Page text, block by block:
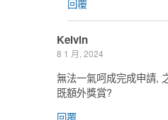
回覆
Kelvin
8 1 月, 2024
無法一氣呵成完成申請,
既額外獎賞?
回覆